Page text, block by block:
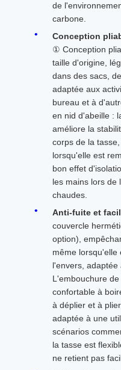
de
carbone.
Conception
① Conception
taille d'origine,
dans des sacs,
adaptée aux
bureau et à
en nid d'abeille :
améliore la
corps de la
lorsqu'elle est
bon effet
les mains lors de
chaudes.
Anti-fuite et
couvercle
option),
même lorsqu'elle
l'envers, adaptée
L'embouchure
confortable à
à déplier et à
adaptée à une
scénarios
la tasse est
ne retient pas